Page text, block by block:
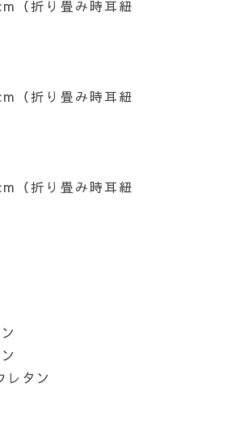
（折り畳み時耳紐
（折り畳み時耳紐
（折り畳み時耳紐
レタン